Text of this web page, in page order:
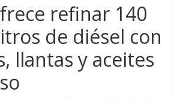
refinar 140
de diésel con
llantas y aceites